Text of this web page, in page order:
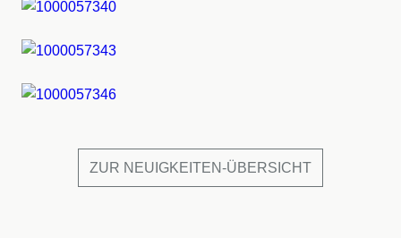
ZUR NEUIGKEITEN-ÜBERSICHT